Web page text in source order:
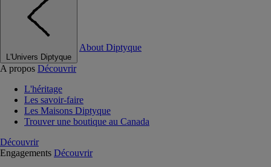
L'Univers Diptyque
About Diptyque
A propos Découvrir
L'héritage
Les savoir-faire
Les Maisons Diptyque
Trouver une boutique au Canada
Découvrir
Engagements Découvrir